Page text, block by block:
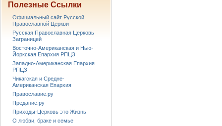
Полезные Ссылки
Официальный сайт Русской
Православной Церкви
Русская Православная Церковь
Заграницей
Восточно-Американская и Нью-
Йоркская Епархия РПЦЗ
Западно-Американская Епархия
РПЦЗ
Чикагская и Средне-
Американская Епархия
Православие.ру
Предание.ру
Приходы-Церковь это Жизнь
О любви, браке и семье